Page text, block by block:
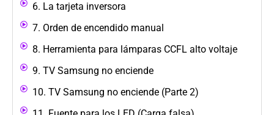
6. La tarjeta inversora
7. Orden de encendido manual
8. Herramienta para lámparas CCFL alto voltaje
9. TV Samsung no enciende
10. TV Samsung no enciende (Parte 2)